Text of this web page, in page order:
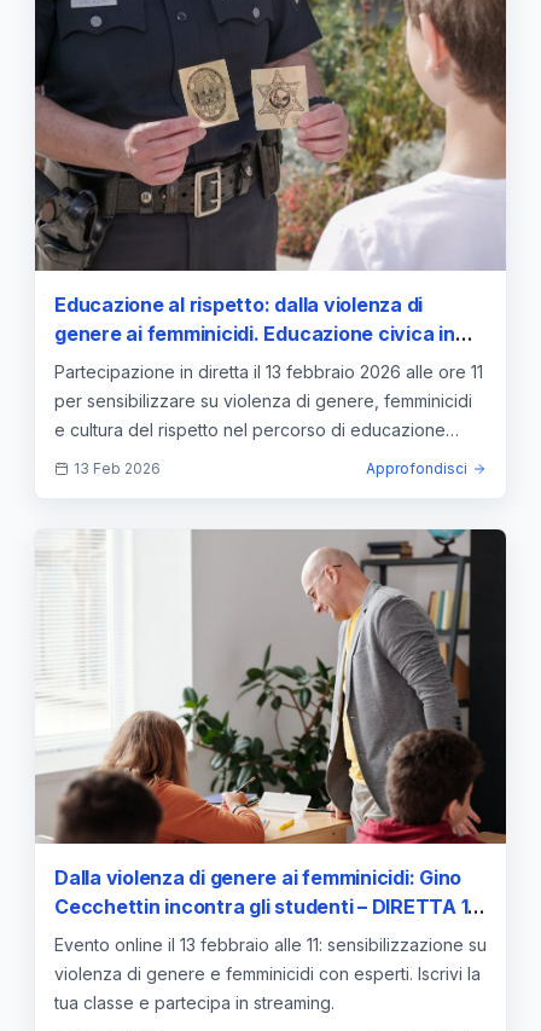
Educazione al rispetto: dalla violenza di
genere ai femminicidi. Educazione civica in
diretta con Gino Cecchettin – DIRETTA ore 11
— approfondimento e guida
Partecipazione in diretta il 13 febbraio 2026 alle ore 11
per sensibilizzare su violenza di genere, femminicidi
e cultura del rispetto nel percorso di educazione
civica.
13 Feb 2026 Approfondisci
Dalla violenza di genere ai femminicidi: Gino
Cecchettin incontra gli studenti – DIRETTA 13
febbraio ore 11. Iscrivi la tua classe —
approfondimento e guida
Evento online il 13 febbraio alle 11: sensibilizzazione su
violenza di genere e femminicidi con esperti. Iscrivi la
tua classe e partecipa in streaming.